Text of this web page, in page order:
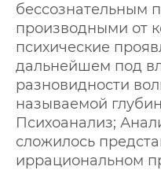
бессознательным
производными от
психические
дальнейшем под
разновидности
называемой
Психоанализ;
сложилось
иррациональном